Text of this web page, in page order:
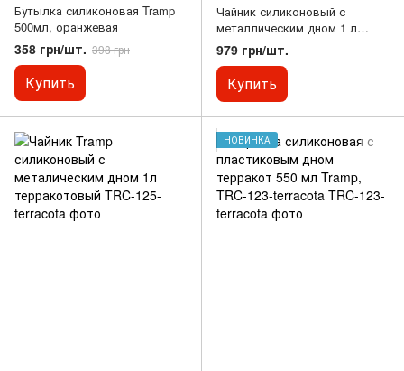
Бутылка силиконовая Tramp
500мл, оранжевая
358 грн/шт. 398 грн
Купить
Чайник силиконовый с
металлическим дном 1 л
оливковый Tramp, TRC-125-
oliva
979 грн/шт.
Купить
НОВИНКА